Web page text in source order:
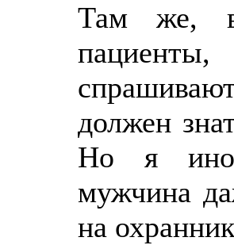
Там же, в
пациенты,
должен
Но я
мужчина
на